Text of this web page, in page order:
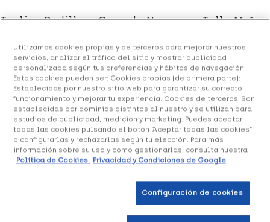
Topline Rodillera Cerrada Neopreno Talla M, 1
27.23 €
Sin stock
+ 54 puntosHealthies
Topline Rodillera Cerrada Neopreno Talla Mse adapta a
la movilidad de las articulaciones, ayudando a la sujeción
y estabilización de la zona durante cualquier tipo de
actividad física. Elaborada con neopreno transpirable.
Talla M 38-41 perímetro de la rodilla.
Utilizamos cookies propias y de terceros para mejorar nuestros
servicios, analizar el tráfico del sitio y mostrar publicidad
personalizada según tus preferencias y hábitos de navegación.
Estas cookies pueden ser: Cookies propias (de primera parte):
Establecidas por nuestro sitio web para garantizar su correcto
funcionamiento y mejorar tu experiencia. Cookies de terceros: Son
establecidas por dominios distintos al nuestro y se utilizan para
estudios de publicidad, medición y marketing. Puedes aceptar
todas las cookies pulsando el botón “Aceptar todas las cookies”,
o configurarlas y rechazarlas según tu elección. Para más
información sobre su uso y cómo gestionarlas, consulta nuestra
Política de Cookies. Privacidad y Condiciones de Google
Configuración de cookies